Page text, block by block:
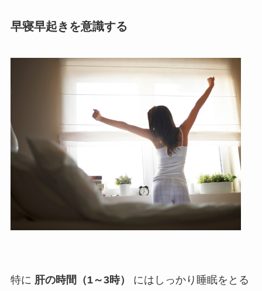
早寝早起きを意識する
特に 肝の時間（1～3時）
にはしっかり睡眠をとる